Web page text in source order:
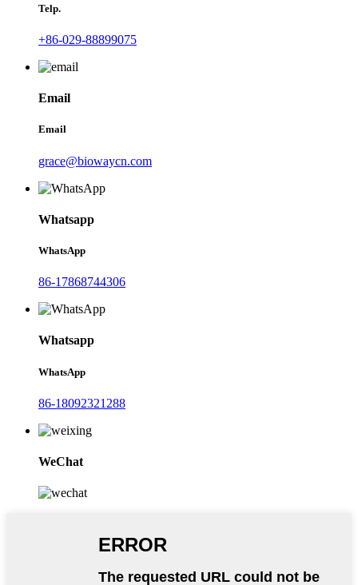
Telp.
+86-029-88899075
Email
Email
grace@biowaycn.com
Whatsapp
WhatsApp
86-17868744306
Whatsapp
WhatsApp
86-18092321288
WeChat